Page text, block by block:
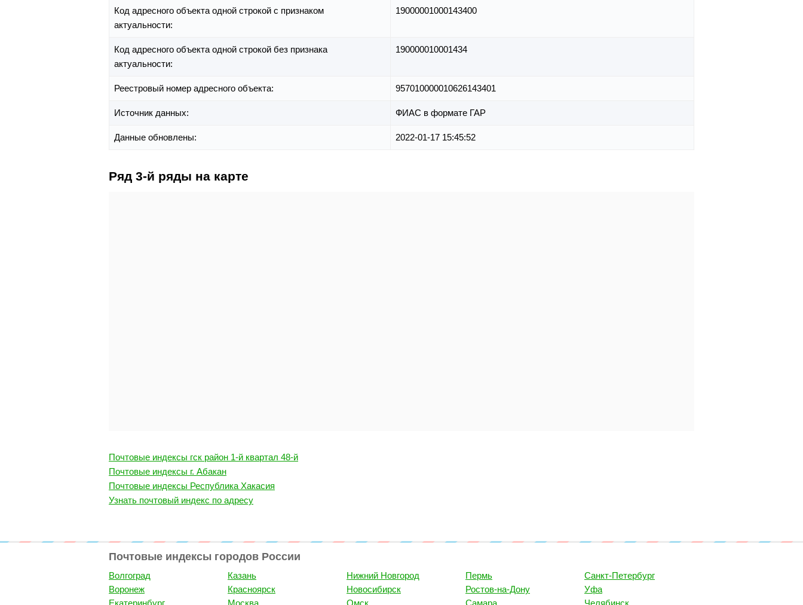
Код адресного объекта одной строкой с признаком
актуальности:
19000001000143400
Код адресного объекта одной строкой без признака
актуальности:
190000010001434
Реестровый номер адресного объекта: 957010000010626143401
Источник данных: ФИАС в формате ГАР
Данные обновлены: 2022-01-17 15:45:52
Ряд 3-й ряды на карте
Почтовые индексы гск район 1-й квартал 48-й
Почтовые индексы г. Абакан
Почтовые индексы Республика Хакасия
Узнать почтовый индекс по адресу
Почтовые индексы городов России
Волгоград
Воронеж
Казань
Красноярск
Нижний Новгород
Новосибирск
Пермь
Ростов-на-Дону
Санкт-Петербург
Уфа